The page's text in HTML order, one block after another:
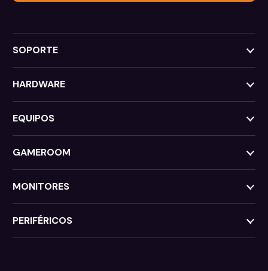
SOPORTE
HARDWARE
EQUIPOS
GAMEROOM
MONITORES
PERIFÉRICOS